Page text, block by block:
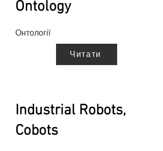
Ontology
Онтології
Читати
Industrial Robots,
Cobots